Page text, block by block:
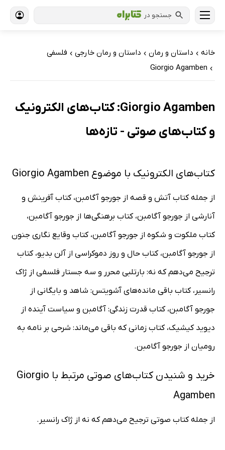
جستجو در
خانه › داستان و رمان › داستان و رمان خارجی › فلسفی
›
Giorgio Agamben
Giorgio Agamben: کتاب‌های الکترونیک
و کتاب‌های صوتی - تازه‌ها
کتاب‌های الکترونیک با موضوع Giorgio Agamben
از جمله کتاب آتش و قصه از جورجو آگامبن، کتاب آفرینش و
آنارشی از جورجو آگامبن، کتاب برهنگی‌ها از جورجو آگامبن،
کتاب ملکوت و شکوه از جورجو آگامبن، کتاب وقایع نگاری جنون
از جورجو آگامبن، کتاب حال و روز دموکراسی از آلن بدیو، کتاب
ترجیح می‌دهم که نه: بارتلبی محرر و سه جستار فلسفی از ژاک
رانسیر، کتاب باقی مانده‌های آشویتس:‌ شاهد و بایگانی از
جورجو آگامبن، کتاب قدرت زندگی: آگامبن و سیاست آینده از
دیوید کیشیک، کتاب زمانی که باقی می‌ماند: شرحی بر نامه به
رومیان از جورجو آگامبن.
خرید و شنیدن کتاب‌های صوتی مرتبط با Giorgio
Agamben
از جمله کتاب صوتی ترجیح می‌دهم که نه از ژاک رانسیر.